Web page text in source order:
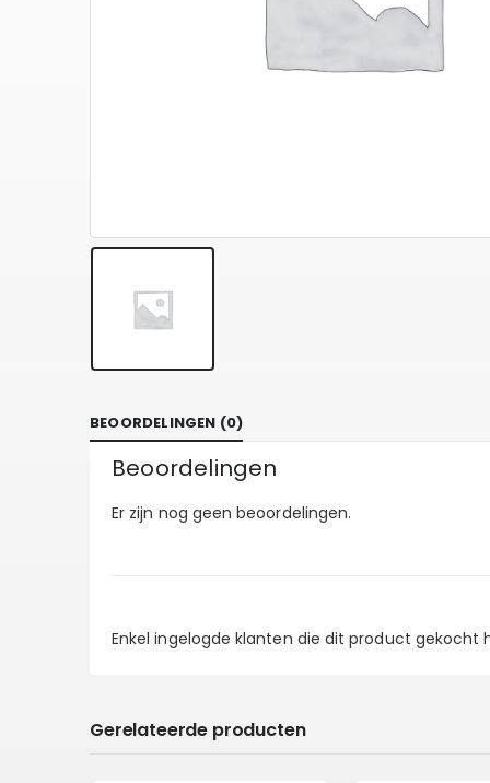
BEOORDELINGEN (0)
Beoordelingen
Er zijn nog geen beoordelingen.
Enkel ingelogde klanten die dit product gekocht
Gerelateerde producten